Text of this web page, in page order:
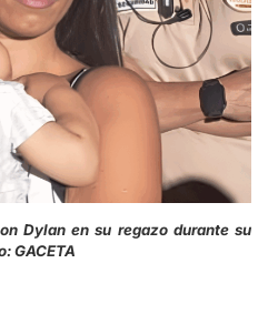
en su regazo durante su
GACETA